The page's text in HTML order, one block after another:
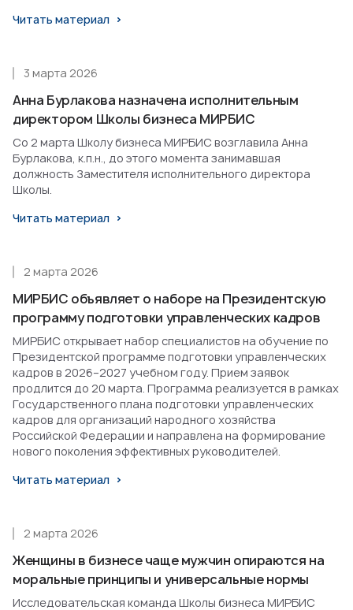
Читать материал
Анна Бурлакова назначена исполнительным
директором Школы бизнеса МИРБИС
3 марта 2026
Со 2 марта Школу бизнеса МИРБИС возглавила Анна
Бурлакова, к.п.н., до этого момента занимавшая
должность Заместителя исполнительного директора
Школы.
Читать материал
МИРБИС объявляет о наборе на Президентскую
программу подготовки управленческих кадров
2 марта 2026
МИРБИС открывает набор специалистов на обучение по
Президентской программе подготовки управленческих
кадров в 2026–2027 учебном году. Прием заявок
продлится до 20 марта. Программа реализуется в рамках
Государственного плана подготовки управленческих
кадров для организаций народного хозяйства
Российской Федерации и направлена на формирование
нового поколения эффективных руководителей.
Читать материал
Женщины в бизнесе чаще мужчин опираются на
моральные принципы и универсальные нормы
2 марта 2026
Исследовательская команда Школы бизнеса МИРБИС